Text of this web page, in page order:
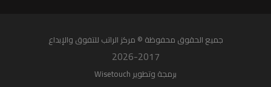
جميع الحقوق محفوظة © مركز الراتب للتفوق واﻹبداع
2026-2017
برمجة وتطوير Wisetouch